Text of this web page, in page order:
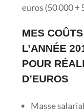
euros (50 000 +
MES
L’ANNÉE
POUR
D’EUROS
Masse